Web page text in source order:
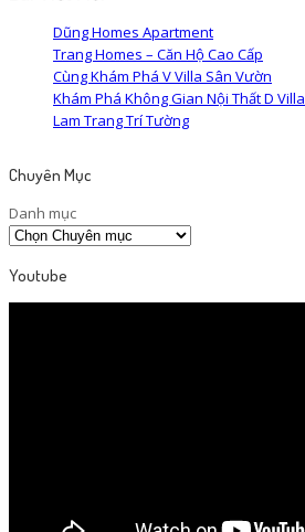
Dũng Homes Apartment
Trang Homes – Căn Hộ Cao Cấp
Cùng Khám Phá V Villa Sân Vườn
Khám Phá Không Gian Nội Thất D Villa
Lam Trang Trí Tường
Chuyên Mục
Danh mục
Youtube